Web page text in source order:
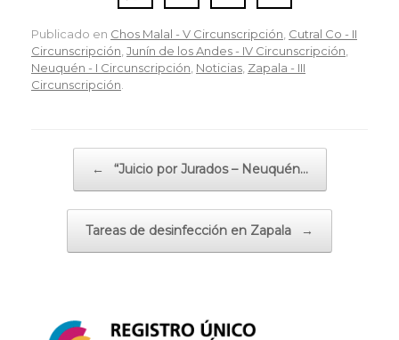
Publicado en Chos Malal - V Circunscripción Cutral Co - II
Circunscripción Junín de los Andes - IV Circunscripción
Neuquén - I Circunscripción Noticias Zapala - III
Circunscripción
← “Juicio por Jurados – Neuquén…
Tareas de desinfección en Zapala →